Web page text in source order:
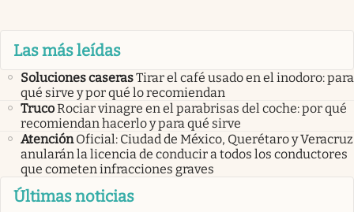
Las más leídas
Soluciones caserasTirar el café usado en el inodoro: para
qué sirve y por qué lo recomiendan
TrucoRociar vinagre en el parabrisas del coche: por qué
recomiendan hacerlo y para qué sirve
Atención Oficial: Ciudad de México, Querétaro y Veracruz
anularán la licencia de conducir a todos los conductores
que cometen infracciones graves
Últimas noticias